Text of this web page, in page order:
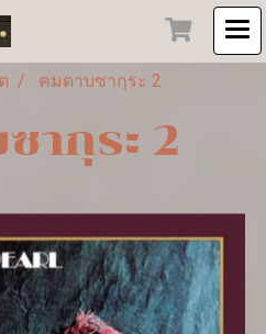
คมดาบซากุระ 2
ากุระ 2